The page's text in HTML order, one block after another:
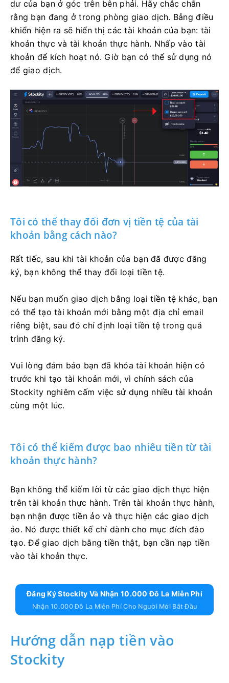
dư của bạn ở góc trên bên phải. Hãy chắc chắn
rằng bạn đang ở trong phòng giao dịch. Bảng điều
khiển hiện ra sẽ hiển thị các tài khoản của bạn: tài
khoản thực và tài khoản thực hành. Nhấp vào tài
khoản để kích hoạt nó. Giờ bạn có thể sử dụng nó
để giao dịch.
Tôi có thể thay đổi đơn vị tiền tệ của tài
khoản bằng cách nào?
Rất tiếc, sau khi tài khoản của bạn đã được đăng
ký, bạn không thể thay đổi loại tiền tệ.
Nếu bạn muốn giao dịch bằng loại tiền tệ khác, bạn
có thể tạo tài khoản mới bằng một địa chỉ email
riêng biệt, sau đó chỉ định loại tiền tệ trong quá
trình đăng ký.
Vui lòng đảm bảo bạn đã khóa tài khoản hiện có
trước khi tạo tài khoản mới, vì chính sách của
Stockity nghiêm cấm việc sử dụng nhiều tài khoản
cùng một lúc.
Tôi có thể kiếm được bao nhiêu tiền từ tài
khoản thực hành?
Bạn không thể kiếm lời từ các giao dịch thực hiện
trên tài khoản thực hành. Trên tài khoản thực hành,
bạn nhận được tiền ảo và thực hiện các giao dịch
ảo. Nó được thiết kế chỉ dành cho mục đích đào
tạo. Để giao dịch bằng tiền thật, bạn cần nạp tiền
vào tài khoản thực.
Đăng Ký Stockity Và Nhận 10.000 Đô La Miễn Phí
Nhận 10.000 Đô La Miễn Phí Cho Người Mới Bắt Đầu
Hướng dẫn nạp tiền vào
Stockity